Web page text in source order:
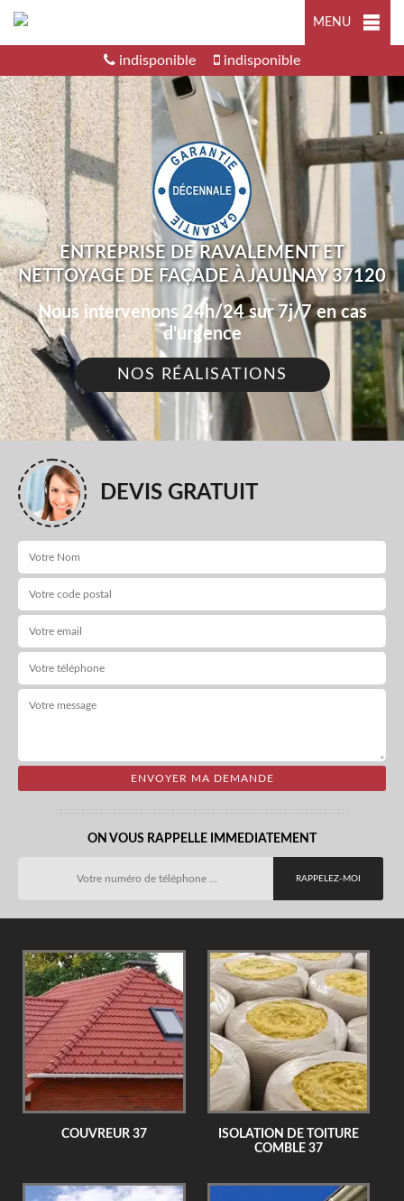
MENU
indisponible indisponible
ENTREPRISE DE RAVALEMENT ET
NETTOYAGE DE FAÇADE À JAULNAY 37120
Nous intervenons 24h/24 sur 7j/7 en cas
d'urgence
NOS RÉALISATIONS
DEVIS GRATUIT
ON VOUS RAPPELLE IMMEDIATEMENT
COUVREUR 37
ISOLATION DE TOITURE
COMBLE 37